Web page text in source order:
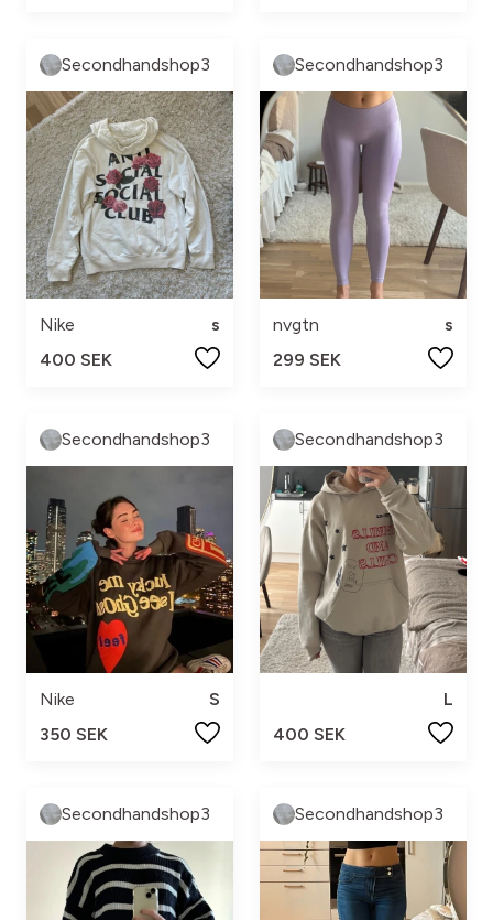
Secondhandshop3
Nike
s
400 SEK
Secondhandshop3
nvgtn
s
299 SEK
Secondhandshop3
Nike
S
350 SEK
Secondhandshop3
L
400 SEK
Secondhandshop3 Secondhandshop3